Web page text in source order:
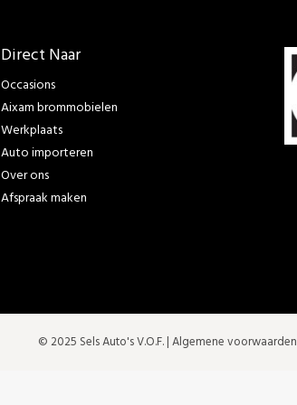
Direct Naar
Occasions
Aixam brommobielen
Werkplaats
Auto importeren
Over ons
Afspraak maken
© 2025 Sels Auto's V.O.F. |Algemene voorwaarden